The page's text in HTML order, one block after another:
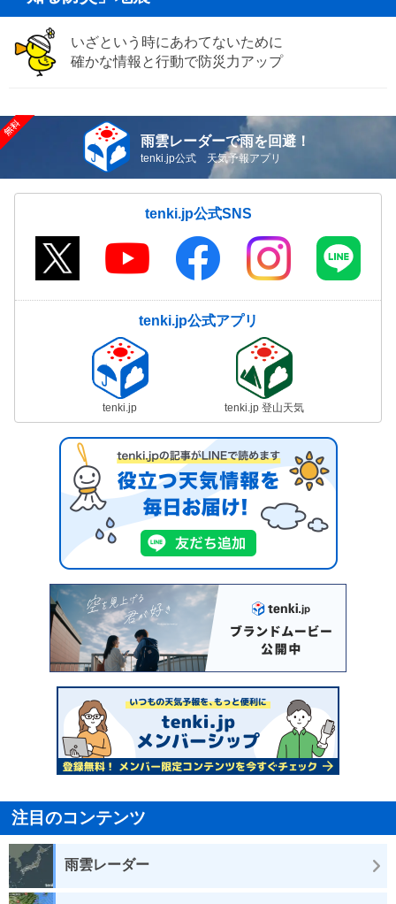
いざという時にあわてないために
確かな情報と行動で防災力アップ
雨雲レーダーで雨を回避！
tenki.jp公式 天気予報アプリ
tenki.jp公式SNS
tenki.jp公式アプリ
tenki.jp tenki.jp 登山天気
注目のコンテンツ
雨雲レーダー